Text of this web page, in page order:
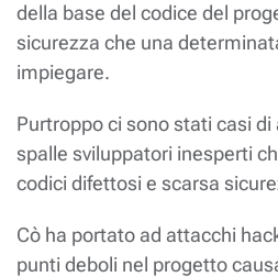
della base del codice del
sicurezza che una
impiegare.
Purtroppo ci sono stati casi
spalle sviluppatori inesperti
codici difettosi e scarsa
Cò ha portato ad attacchi
punti deboli nel progetto